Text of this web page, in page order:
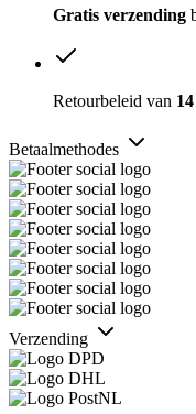
Gratis verzending
Retourbeleid van
Betaalmethodes
Verzending